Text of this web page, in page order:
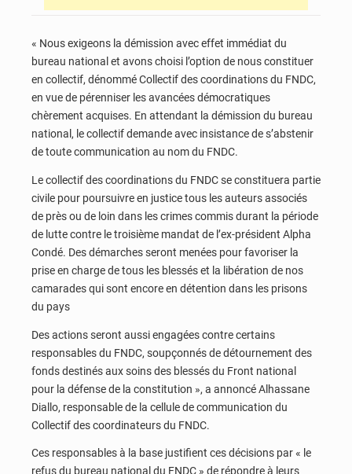
« Nous exigeons la démission avec effet immédiat du
bureau national et avons choisi l’option de nous constituer
en collectif, dénommé Collectif des coordinations du FNDC,
en vue de pérenniser les avancées démocratiques
chèrement acquises. En attendant la démission du bureau
national, le collectif demande avec insistance de s’abstenir
de toute communication au nom du FNDC.
Le collectif des coordinations du FNDC se constituera partie
civile pour poursuivre en justice tous les auteurs associés
de près ou de loin dans les crimes commis durant la période
de lutte contre le troisième mandat de l’ex-président Alpha
Condé. Des démarches seront menées pour favoriser la
prise en charge de tous les blessés et la libération de nos
camarades qui sont encore en détention dans les prisons
du pays
Des actions seront aussi engagées contre certains
responsables du FNDC, soupçonnés de détournement des
fonds destinés aux soins des blessés du Front national
pour la défense de la constitution », a annoncé Alhassane
Diallo, responsable de la cellule de communication du
Collectif des coordinateurs du FNDC.
Ces responsables à la base justifient ces décisions par « le
refus du bureau national du FNDC » de répondre à leurs